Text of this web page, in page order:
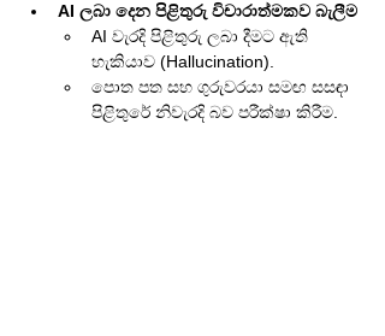
AI ලබා දෙන පිළිතුරු විචාරාත්මකව බැලීම
AI වැරදි පිළිතුරු ලබා දීමට ඇති
හැකියාව (Hallucination).
පොත පත සහ ගුරුවරයා සමඟ සසඳා
පිළිතුරේ නිවැරදි බව පරීක්ෂා කිරීම.